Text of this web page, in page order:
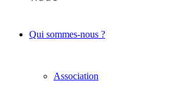
Qui sommes-nous ?
Association